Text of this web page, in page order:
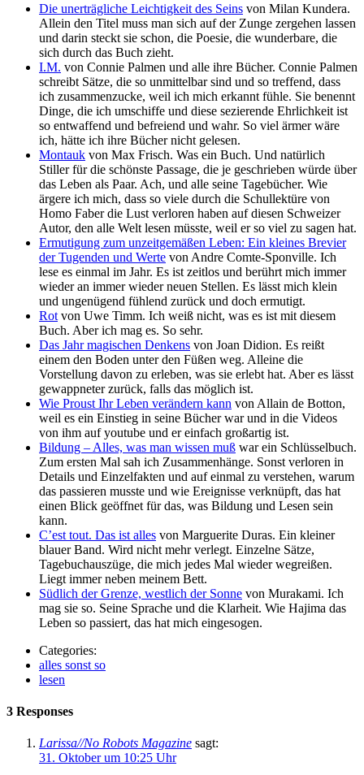
Die unerträgliche Leichtigkeit des Seins von Milan Kundera.
Allein den Titel muss man sich auf der Zunge zergehen lassen
und darin steckt sie schon, die Poesie, die wunderbare, die
sich durch das Buch zieht.
I.M. von Connie Palmen und alle ihre Bücher. Connie Palmen
schreibt Sätze, die so unmittelbar sind und so treffend, dass
ich zusammenzucke, weil ich mich erkannt fühle. Sie benennt
Dinge, die ich umschiffe und diese sezierende Ehrlichkeit ist
so entwaffend und befreiend und wahr. So viel ärmer wäre
ich, hätte ich ihre Bücher nicht gelesen.
Montauk von Max Frisch. Was ein Buch. Und natürlich
Stiller für die schönste Passage, die je geschrieben würde über
das Leben als Paar. Ach, und alle seine Tagebücher. Wie
ärgere ich mich, dass so viele durch die Schullektüre von
Homo Faber die Lust verloren haben auf diesen Schweizer
Autor, den alle Welt lesen müsste, weil er so viel zu sagen hat.
Ermutigung zum unzeitgemäßen Leben: Ein kleines Brevier
der Tugenden und Werte von Andre Comte-Sponville. Ich
lese es einmal im Jahr. Es ist zeitlos und berührt mich immer
wieder an immer wieder neuen Stellen. Es lässt mich klein
und ungenügend fühlend zurück und doch ermutigt.
Rot von Uwe Timm. Ich weiß nicht, was es ist mit diesem
Buch. Aber ich mag es. So sehr.
Das Jahr magischen Denkens von Joan Didion. Es reißt
einem den Boden unter den Füßen weg. Alleine die
Vorstellung davon zu erleben, was sie erlebt hat. Aber es lässt
gewappneter zurück, falls das möglich ist.
Wie Proust Ihr Leben verändern kann von Allain de Botton,
weil es ein Einstieg in seine Bücher war und in die Videos
von ihm auf youtube und er einfach großartig ist.
Bildung – Alles, was man wissen muß war ein Schlüsselbuch.
Zum ersten Mal sah ich Zusammenhänge. Sonst verloren in
Details und Einzelfakten und auf einmal zu verstehen, warum
das passieren musste und wie Ereignisse verknüpft, das hat
einen Blick geöffnet für das, was Bildung und Lesen sein
kann.
C’est tout. Das ist alles von Marguerite Duras. Ein kleiner
blauer Band. Wird nicht mehr verlegt. Einzelne Sätze,
Tagebuchauszüge, die mich jedes Mal wieder wegreißen.
Liegt immer neben meinem Bett.
Südlich der Grenze, westlich der Sonne von Murakami. Ich
mag sie so. Seine Sprache und die Klarheit. Wie Hajima das
Leben so passiert, das hat mich eingesogen.
Categories:
alles sonst so
lesen
3 Responses
Larissa//No Robots Magazine sagt:
31. Oktober um 10:25 Uhr